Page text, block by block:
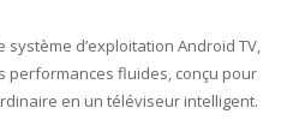
système d’exploitation Android TV,
performances fluides, conçu pour
en un téléviseur intelligent.